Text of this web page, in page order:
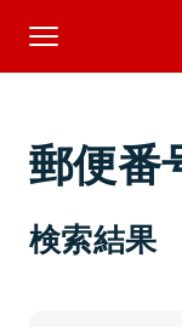
郵便番
検索結果